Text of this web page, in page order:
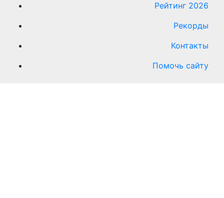
Рейтинг 2026
Рекорды
Контакты
Помочь сайту